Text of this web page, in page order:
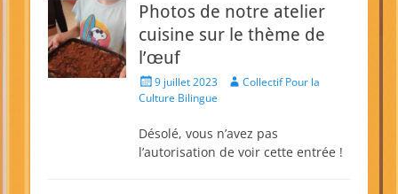
Photos de notre atelier
cuisine sur le thème de
l’œuf
Posted
on
9 juillet 2023 AuthorCollectif Pour la
Culture Bilingue
Désolé, vous n’avez pas
l’autorisation de voir cette entrée !